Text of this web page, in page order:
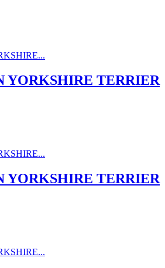
YORKSHIRE TERRIER
YORKSHIRE TERRIER